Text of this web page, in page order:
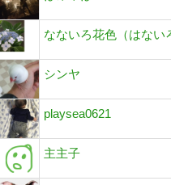
なないろ花色（はない
シンヤ
playsea0621
主主子